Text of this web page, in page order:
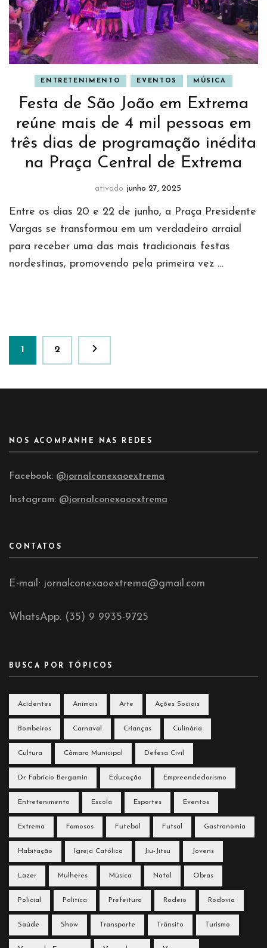
ENTRETENIMENTO EVENTOS MÚSICA
Festa de São João em Extrema
reúne mais de 4 mil pessoas em
três dias de programação inédita
na Praça Central de Extrema
ativado junho 27, 2025
Entre os dias 20 e 22 de junho, a Praça Presidente
Vargas se transformou em um verdadeiro arraial
para receber uma das mais tradicionais festas
nordestinas, promovendo pela primeira vez …
Paginação
de
Página
1 Página
2
NOS ACOMPANHE NAS REDES
Facebook: @jornalconexaoextrema
Instagram: @jornalconexaoextrema
CONTATOS
E-mail: jornalconexaoextrema@gmail.com
WhatsApp: (35) 9 9935-9725
BUSCA POR TÓPICOS
Acidentes Animais Arte Ações Sociais
Bombeiros Carnaval Crianças Culinária
Cultura Câmara Municipal Defesa Civil
Dr. Fabrício Bergamin Educação Empreendedorismo
Entretenimento Escola Esportes Eventos
Extrema Famosos Futebol Futsal Gastronomia
Habitação Igreja Católica Jiu-Jitsu Jovens
Lazer Mulheres Música Natal Obras
Policial Política Prefeitura Rodeio Rodovia
Saúde Show Transporte Trânsito Turismo